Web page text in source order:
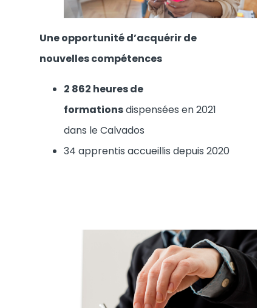
Une opportunité d’acquérir de
nouvelles compétences
2 862 heures de
formationsdispensées en 2021
dans le Calvados
34 apprentis accueillis depuis 2020